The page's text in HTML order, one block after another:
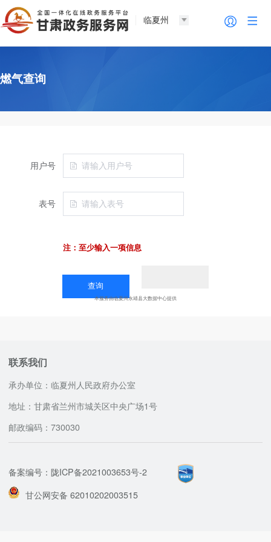
临夏州
燃气查询
用户号
表号
注：至少输入一项信息
本服务由临夏州永靖县大数据中心提供
联系我们
承办单位：临夏州人民政府办公室
地址：甘肃省兰州市城关区中央广场1号
邮政编码：730030
备案编号：陇ICP备2021003653号-2
甘公网安备 62010202003515